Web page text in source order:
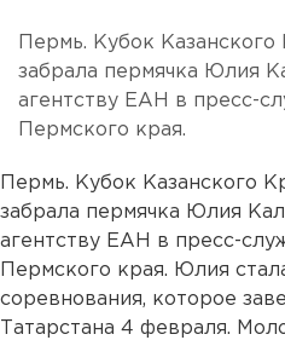
Пермь. Кубок
забрала пермячка Юлия
агентству ЕАН в пресс-
Пермского края.
Пермь. Кубок Казанского
забрала пермячка Юлия
агентству ЕАН в пресс-
Пермского края. Юлия
соревнования, которое
Татарстана 4 февраля.